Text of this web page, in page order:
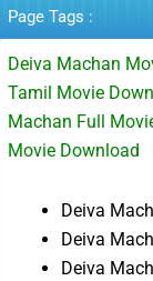
Page Tags :
Deiva Machan
Tamil Movie
Machan Full
Movie Download
Deiva
Deiva
Deiva